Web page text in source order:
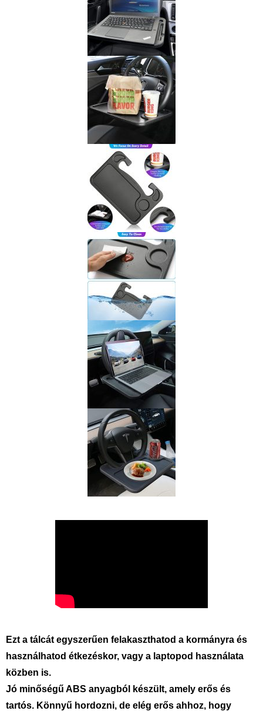
Ezt a tálcát egyszerűen felakaszthatod a kormányra és
használhatod étkezéskor, vagy a laptopod használata
közben is.
Jó minőségű ABS anyagból készült, amely erős és
tartós. Könnyű hordozni, de elég erős ahhoz, hogy